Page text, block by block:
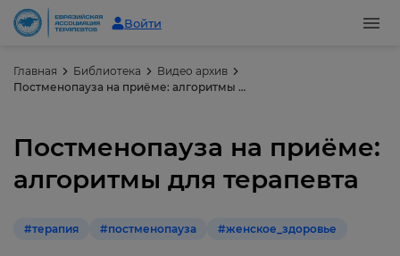
Войти
Главная Библиотека
Видео архив
Постменопауза на приёме: алгоритмы для терапевта
Постменопауза на приёме:
алгоритмы для терапевта
#терапия #постменопауза #женское_здоровье